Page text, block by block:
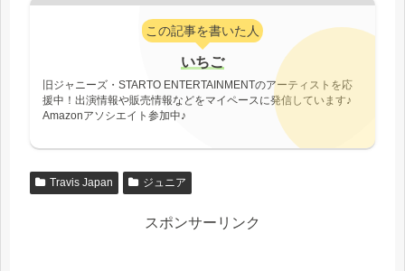
この記事を書いた人
いちご
旧ジャニーズ・STARTO ENTERTAINMENTのアーティストを応
援中！出演情報や販売情報などをマイペースに発信しています♪
Amazonアソシエイト参加中♪
Travis Japan ジュニア
スポンサーリンク